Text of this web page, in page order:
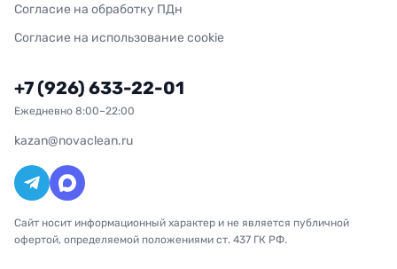
Согласие на обработку ПДн
Согласие на использование cookie
+7 (926) 633-22-01
Ежедневно 8:00–22:00
kazan@novaclean.ru
Сайт носит информационный характер и не является публичной
офертой, определяемой положениями ст. 437 ГК РФ.